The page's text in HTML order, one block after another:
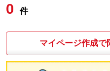
0 件
マイページ作成で